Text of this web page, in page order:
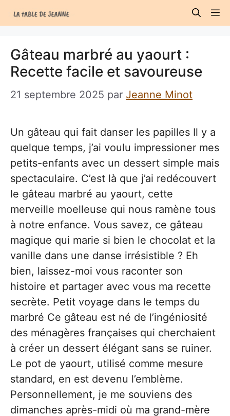
au
Gâteau marbré au yaourt :
Recette facile et savoureuse
21 septembre 2025 par Jeanne Minot
Un gâteau qui fait danser les papilles Il y a
quelque temps, j’ai voulu impressioner mes
petits-enfants avec un dessert simple mais
spectaculaire. C’est là que j’ai redécouvert
le gâteau marbré au yaourt, cette
merveille moelleuse qui nous ramène tous
à notre enfance. Vous savez, ce gâteau
magique qui marie si bien le chocolat et la
vanille dans une danse irrésistible ? Eh
bien, laissez-moi vous raconter son
histoire et partager avec vous ma recette
secrète. Petit voyage dans le temps du
marbré Ce gâteau est né de l’ingéniosité
des ménagères françaises qui cherchaient
à créer un dessert élégant sans se ruiner.
Le pot de yaourt, utilisé comme mesure
standard, en est devenu l’emblème.
Personnellement, je me souviens des
dimanches après-midi où ma grand-mère